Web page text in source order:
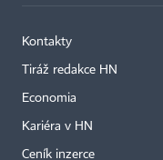
Kontakty
Tiráž redakce HN
Economia
Kariéra v HN
Ceník inzerce